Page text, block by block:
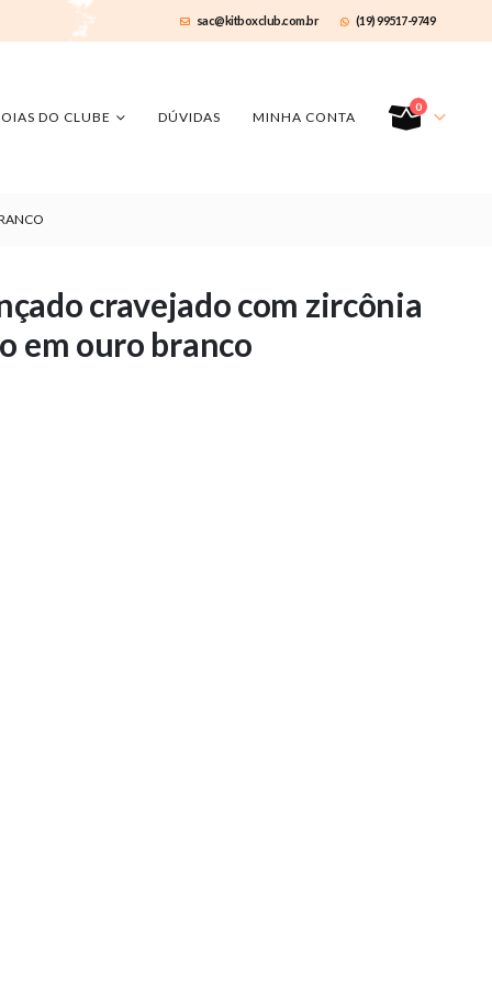
sac@kitboxclub.com.br (19) 99517-9749
DO CLUBE DÚVIDAS MINHA CONTA
0
cravejado com zircônia
em ouro branco